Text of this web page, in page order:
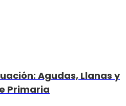
Agudas, Llanas y
Primaria